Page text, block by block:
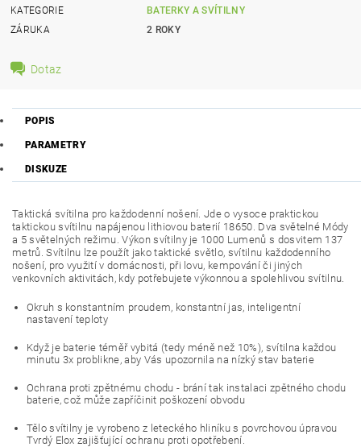
KATEGORIE
BATERKY A SVÍTILNY
ZÁRUKA
2 ROKY
Dotaz
POPIS
PARAMETRY
DISKUZE
Taktická svítilna pro každodenní nošení. Jde o vysoce praktickou
taktickou svítilnu napájenou lithiovou baterií 18650. Dva světelné Módy
a 5 světelných režimu. Výkon svítilny je 1000 Lumenů s dosvitem 137
metrů. Svítilnu lze použít jako taktické světlo, svítilnu každodenního
nošení, pro využití v domácnosti, při lovu, kempování či jiných
venkovních aktivitách, kdy potřebujete výkonnou a spolehlivou svítilnu.
Okruh s konstantním proudem, konstantní jas, inteligentní
nastavení teploty
Když je baterie téměř vybitá (tedy méně než 10%), svítilna každou
minutu 3x problikne, aby Vás upozornila na nízký stav baterie
Ochrana proti zpětnému chodu - brání tak instalaci zpětného chodu
baterie, což může zapříčinit poškození obvodu
Tělo svítilny je vyrobeno z leteckého hliníku s povrchovou úpravou
Tvrdý Elox zajišťující ochranu proti opotřebení.